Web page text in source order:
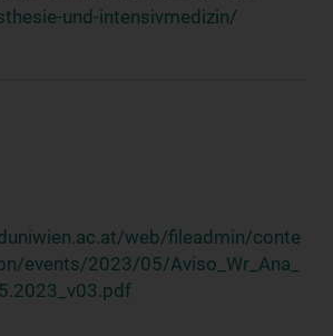
und-intensivmedizin/
web/fileadmin/conte
events/2023/05/Aviso_Wr_Ana_